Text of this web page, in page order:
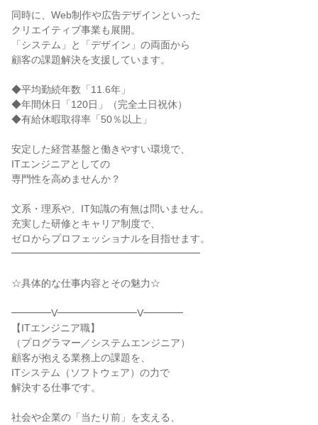
同時に、Web制作や広告デザインといった
クリエイティブ事業も展開。
「システム」と「デザイン」の両面から
顧客の課題解決を支援しています。
◆平均勤続年数「11.6年」
◆年間休日「120日」（完全土日祝休）
◆有給休暇取得率「50％以上」
安定した経営基盤と働きやすい環境で、
ITエンジニアとしての
専門性を高めませんか？
文系・理系や、IT知識の有無は問いません。
充実した研修とキャリア制度で、
ゼロからプロフェッショナルを目指せます。
━━━━━━━━━━━━━━━━━━━
☆具体的な仕事内容とその魅力☆
━━━━V━━━━━━━━V━━━━
【ITエンジニア職】
（プログラマー／システムエンジニア）
顧客が抱える業務上の課題を、
ITシステム（ソフトウェア）の力で
解決する仕事です。
社会や企業の「当たり前」を支える、